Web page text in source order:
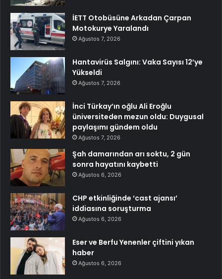
İETT Otobüsüne Arkadan Çarpan
Motokurye Yaralandı
Ağustos 7, 2026
Hantavirüs Salgını: Vaka Sayısı 12’ye
Yükseldi
Ağustos 7, 2026
İnci Türkay’ın oğlu Ali Eroğlu
üniversiteden mezun oldu: Duygusal
paylaşımı gündem oldu
Ağustos 7, 2026
Şah damarından arı soktu, 2 gün
sonra hayatını kaybetti
Ağustos 6, 2026
CHP etkinliğinde ‘cast ajansı’
iddiasına soruşturma
Ağustos 6, 2026
Eser ve Berfu Yenenler çiftini yıkan
haber
Ağustos 6, 2026